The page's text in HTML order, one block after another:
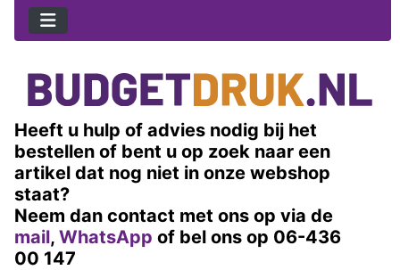
Heeft u hulp of advies nodig bij het
bestellen of bent u op zoek naar een
artikel dat nog niet in onze webshop
staat?
Neem dan contact met ons op via de
mail, WhatsApp of bel ons op 06-436
00 147